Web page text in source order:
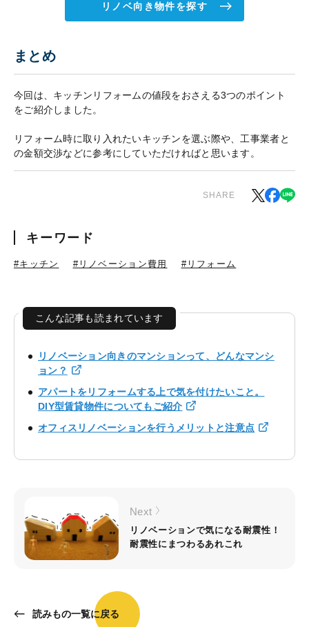
リノベ向き物件を探す
まとめ
今回は、キッチンリフォームの値段をおさえる3つのポイント
をご紹介しました。
リフォーム時に取り入れたいキッチンを選ぶ際や、工事業者と
の金額交渉などに参考にしていただければと思います。
SHARE
キーワード
#キッチン #リノベーション費用 #リフォーム
こんな記事も読まれています
リノベーション向きのマンションって、どんなマンシ
ョン？
アパートをリフォームする上で気を付けたいこと。
DIY型賃貸物件についてもご紹介
オフィスリノベーションを行うメリットと注意点
読みもの一覧に戻る
Next
リノベーションで気になる耐震性！
耐震性にまつわるあれこれ